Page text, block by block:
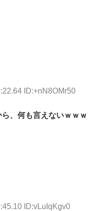
ID:+nN8OMr50
、何も言えないｗｗｗ
ID:vLuIqKgv0